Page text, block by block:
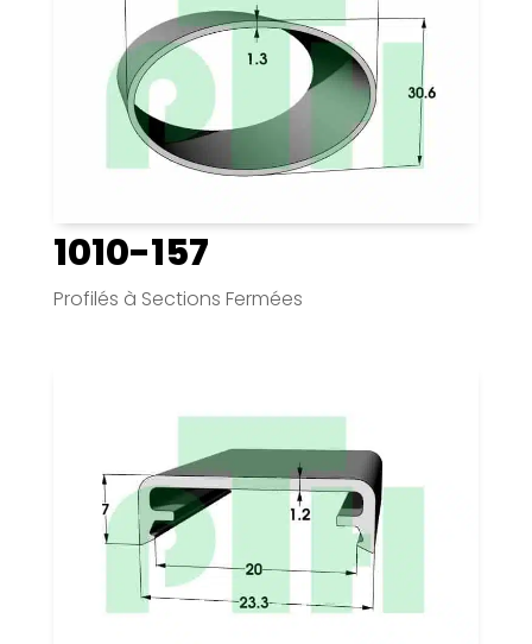
1010-157
Profilés à Sections Fermées